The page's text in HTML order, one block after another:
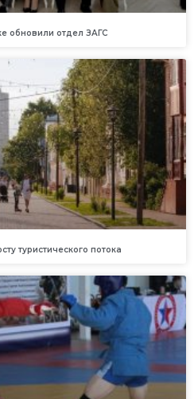
обновили отдел ЗАГС
туристического потока